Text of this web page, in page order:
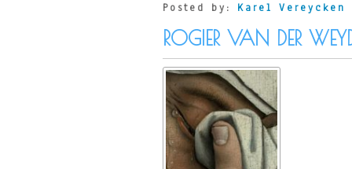
Posted by: Karel Vereycken
ROGIER VAN DER